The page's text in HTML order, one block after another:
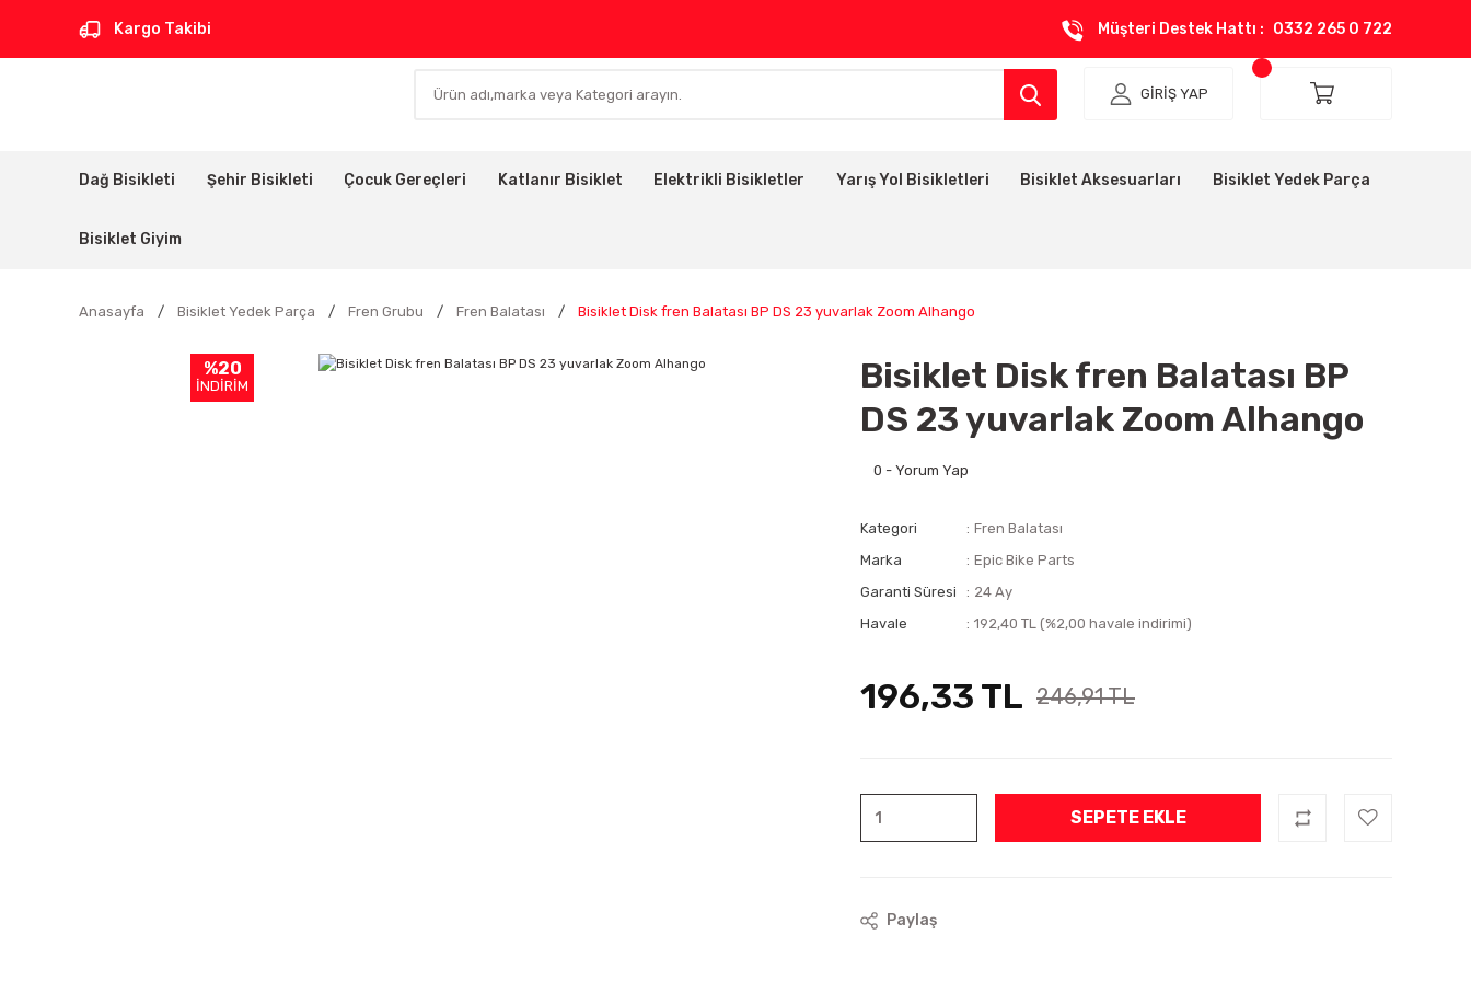
Kargo Takibi Müşteri Destek Hattı : 0332 265 0 722
GİRİŞ YAP
Dağ Bisikleti Şehir Bisikleti Çocuk Gereçleri Katlanır Bisiklet Elektrikli Bisikletler Yarış Yol Bisikletleri Bisiklet Aksesuarları Bisiklet Yedek Parça
Bisiklet Giyim
Anasayfa Bisiklet Yedek Parça Fren Grubu Fren Balatası Bisiklet Disk fren Balatası BP DS 23 yuvarlak Zoom Alhango
%20
İNDİRİM
Bisiklet Disk fren Balatası BP
DS 23 yuvarlak Zoom Alhango
0 - Yorum Yap
Kategori
Fren Balatası
Marka
Epic Bike Parts
Garanti Süresi
24 Ay
Havale
192,40 TL (%2,00 havale indirimi)
196,33 TL 246,91 TL
SEPETE EKLE
Paylaş